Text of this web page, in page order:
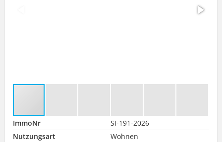
ImmoNr
SI-191-2026
Nutzungsart
Wohnen